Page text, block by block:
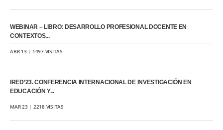
WEBINAR – LIBRO: DESARROLLO PROFESIONAL DOCENTE EN
CONTEXTOS...
ABR 13 | 1497 VISITAS
IRED’23. CONFERENCIA INTERNACIONAL DE INVESTIGACIÓN EN
EDUCACIÓN Y...
MAR 23 | 2218 VISITAS